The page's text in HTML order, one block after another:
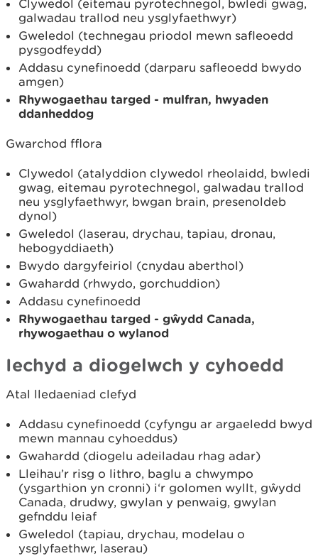
Clywedol (eitemau pyrotechnegol, bwledi gwag,
galwadau trallod neu ysglyfaethwyr)
Gweledol (technegau priodol mewn safleoedd
pysgodfeydd)
Addasu cynefinoedd (darparu safleoedd bwydo
amgen)
Rhywogaethau targed - mulfran, hwyaden
ddanheddog
Gwarchod fflora
Clywedol (atalyddion clywedol rheolaidd, bwledi
gwag, eitemau pyrotechnegol, galwadau trallod
neu ysglyfaethwyr, bwgan brain, presenoldeb
dynol)
Gweledol (laserau, drychau, tapiau, dronau,
hebogyddiaeth)
Bwydo dargyfeiriol (cnydau aberthol)
Gwahardd (rhwydo, gorchuddion)
Addasu cynefinoedd
Rhywogaethau targed - gŵydd Canada,
rhywogaethau o wylanod
Iechyd a diogelwch y cyhoedd
Atal lledaeniad clefyd
Addasu cynefinoedd (cyfyngu ar argaeledd bwyd
mewn mannau cyhoeddus)
Gwahardd (diogelu adeiladau rhag adar)
Lleihau’r risg o lithro, baglu a chwympo
(ysgarthion yn cronni) i‘r golomen wyllt, gŵydd
Canada, drudwy, gwylan y penwaig, gwylan
gefnddu leiaf
Gweledol (tapiau, drychau, modelau o
ysglyfaethwr, laserau)